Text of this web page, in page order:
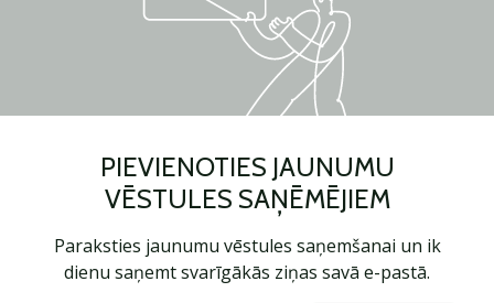
PIEVIENOTIES JAUNUMU
VĒSTULES SAŅĒMĒJIEM
Paraksties jaunumu vēstules saņemšanai un ik
dienu saņemt svarīgākās ziņas savā e-pastā.